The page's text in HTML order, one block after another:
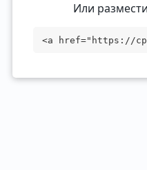
Или
<a href="https://